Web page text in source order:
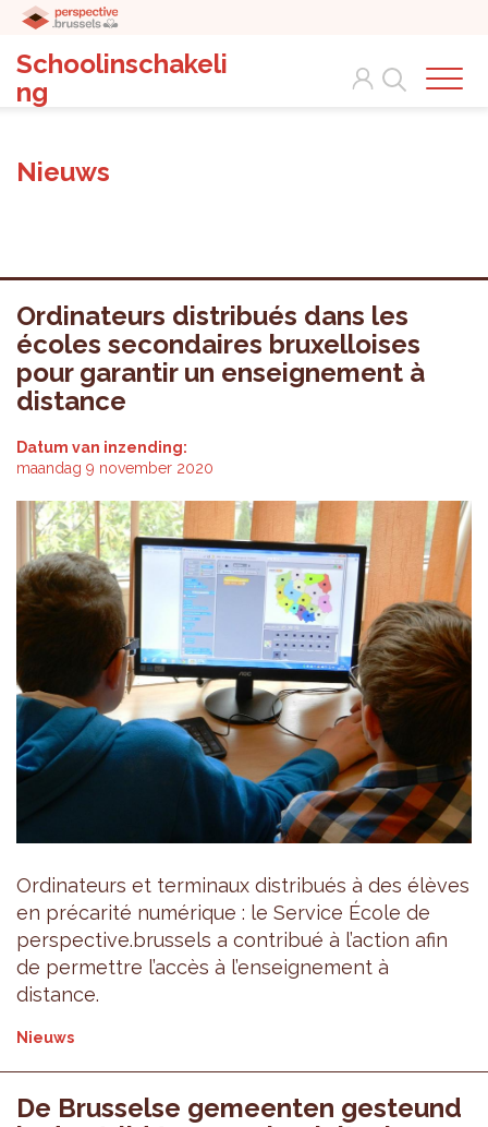
Schoolinschakeli
ng
Search
Nieuws
Ordinateurs distribués dans les
écoles secondaires bruxelloises
pour garantir un enseignement à
distance
Datum van inzending:
maandag 9 november 2020
Ordinateurs et terminaux distribués à des élèves
en précarité numérique : le Service École de
perspective.brussels a contribué à l’action afin
de permettre l’accès à l’enseignement à
distance.
Nieuws
De Brusselse gemeenten gesteund